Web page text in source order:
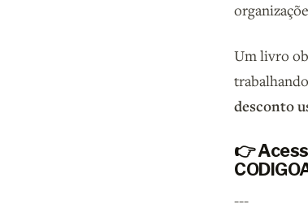
Um livro
desconto
👉